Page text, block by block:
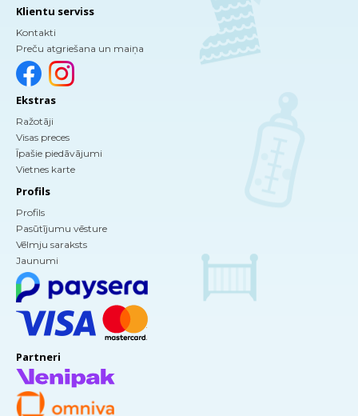
Klientu serviss
Kontakti
Preču atgriešana un maiņa
Ekstras
Ražotāji
Visas preces
Īpašie piedāvājumi
Vietnes karte
Profils
Profils
Pasūtījumu vēsture
Vēlmju saraksts
Jaunumi
Partneri